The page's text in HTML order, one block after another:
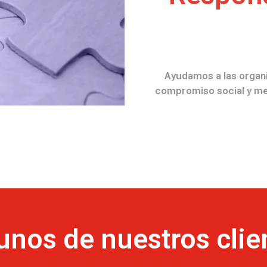
Ayudamos a las
compromiso social y
de nuestros